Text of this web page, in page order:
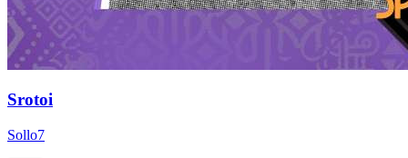
Srotoi
Sollo7